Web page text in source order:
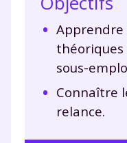
Apprendre
théoriques
sous-
Connaître
relance.